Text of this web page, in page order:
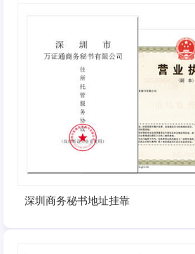
深圳商务秘书地址挂靠